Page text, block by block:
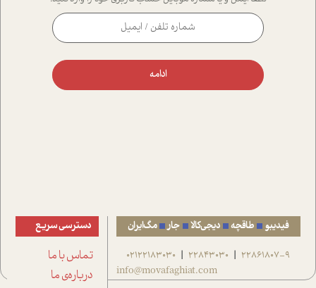
ادامه
فیدیبو طاقچه دیجی‌کالا جار مگ‌ایران
22861807-9
|
22843030
|
02122183030
info@movafaghiat.com
دسترسی سریع
تماس با ما
درباره‌ی ما